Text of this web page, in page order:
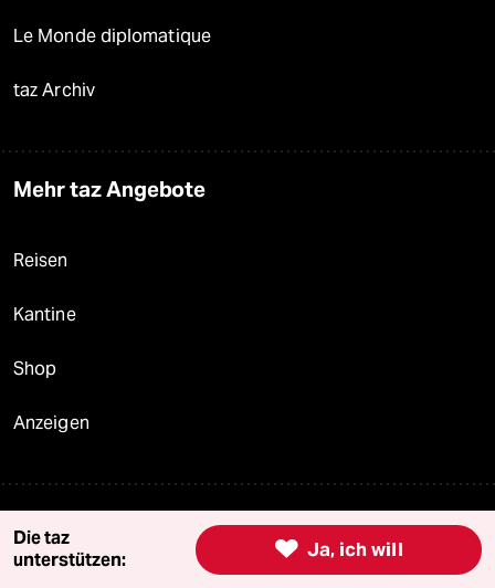
Le Monde diplomatique
taz Archiv
Mehr taz Angebote
Reisen
Kantine
Shop
Anzeigen
Fragen & Hilfe
 Ja, ich will
Die taz
unterstützen: